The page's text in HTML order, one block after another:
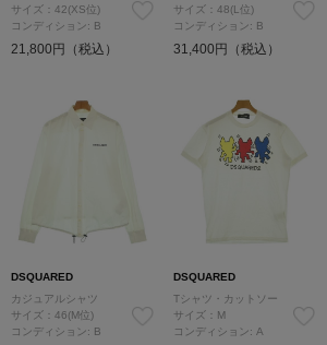
サイズ：42(XS位)
コンディション: B
21,800円（税込）
サイズ：48(L位)
コンディション: B
31,400円（税込）
DSQUARED
カジュアルシャツ
サイズ：46(M位)
コンディション: B
DSQUARED
Tシャツ・カットソー
サイズ：M
コンディション: A